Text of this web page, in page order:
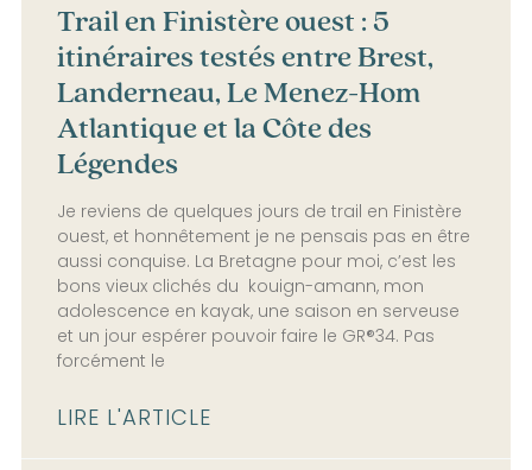
Trail en Finistère ouest : 5
itinéraires testés entre Brest,
Landerneau, Le Menez-Hom
Atlantique et la Côte des
Légendes
Je reviens de quelques jours de trail en Finistère
ouest, et honnêtement je ne pensais pas en être
aussi conquise. La Bretagne pour moi, c’est les
bons vieux clichés du kouign-amann, mon
adolescence en kayak, une saison en serveuse
et un jour espérer pouvoir faire le GR®34. Pas
forcément le
LIRE L'ARTICLE